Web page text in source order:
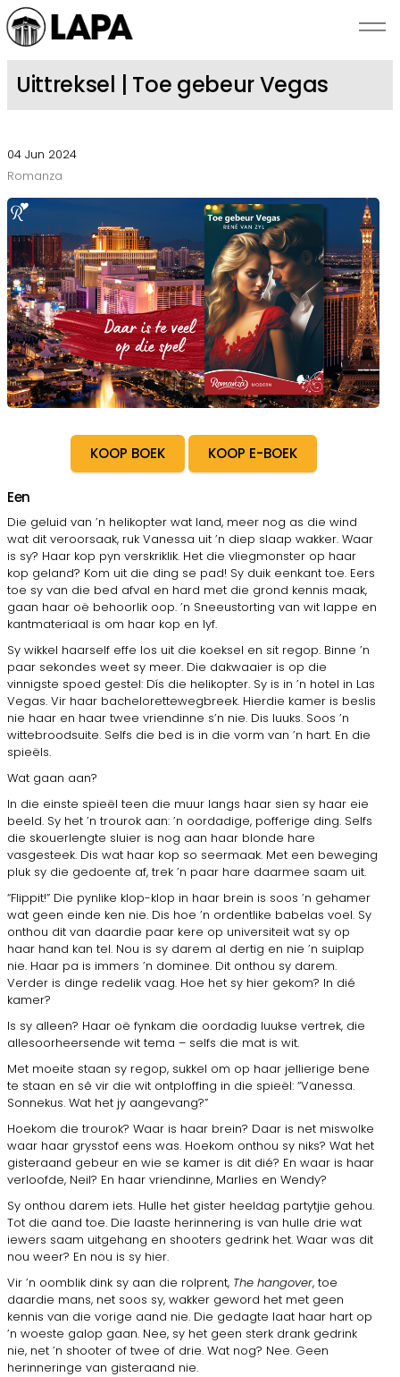
SKRYWERS
BEKENDSTELLINGS
ROMANZA
OOR LAPA
KONTAK ONS
Uittreksel | Toe gebeur Vegas
04 Jun 2024
Romanza
KOOP BOEK KOOP E-BOEK
Een
Die geluid van ’n helikopter wat land, meer nog as die wind
wat dit veroorsaak, ruk Vanessa uit ’n diep slaap wakker. Waar
is sy? Haar kop pyn verskriklik. Het die vliegmonster op haar
kop geland? Kom uit die ding se pad! Sy duik eenkant toe. Eers
toe sy van die bed afval en hard met die grond kennis maak,
gaan haar oë behoorlik oop. ’n Sneeustorting van wit lappe en
kantmateriaal is om haar kop en lyf.
Sy wikkel haarself effe los uit die koeksel en sit regop. Binne ’n
paar sekondes weet sy meer. Die dakwaaier is op die
vinnigste spoed gestel: Dís die helikopter. Sy is in ’n hotel in Las
Vegas. Vir haar bachelorettewegbreek. Hierdie kamer is beslis
nie haar en haar twee vriendinne s’n nie. Dis luuks. Soos ’n
wittebroodsuite. Selfs die bed is in die vorm van ’n hart. En die
spieëls.
Wat gaan aan?
In die einste spieël teen die muur langs haar sien sy haar eie
beeld. Sy het ’n trourok aan: ’n oordadige, pofferige ding. Selfs
die skouerlengte sluier is nog aan haar blonde hare
vasgesteek. Dis wat haar kop so seermaak. Met een beweging
pluk sy die gedoente af, trek ’n paar hare daarmee saam uit.
“Flippit!” Die pynlike klop-klop in haar brein is soos ’n gehamer
wat geen einde ken nie. Dis hoe ’n ordentlike babelas voel. Sy
onthou dit van daardie paar kere op universiteit wat sy op
haar hand kan tel. Nou is sy darem al dertig en nie ’n suiplap
nie. Haar pa is immers ’n dominee. Dit onthou sy darem.
Verder is dinge redelik vaag. Hoe het sy hier gekom? In dié
kamer?
Is sy alleen? Haar oë fynkam die oordadig luukse vertrek, die
allesoorheersende wit tema – selfs die mat is wit.
Met moeite staan sy regop, sukkel om op haar jellierige bene
te staan en sê vir die wit ontploffing in die spieël: “Vanessa.
Sonnekus. Wat het jy aangevang?”
Hoekom die trourok? Waar is haar brein? Daar is net miswolke
waar haar grysstof eens was. Hoekom onthou sy niks? Wat het
gisteraand gebeur en wie se kamer is dit dié? En waar is haar
verloofde, Neil? En haar vriendinne, Marlies en Wendy?
Sy onthou darem iets. Hulle het gister heeldag partytjie gehou.
Tot die aand toe. Die laaste herinnering is van hulle drie wat
iewers saam uitgehang en shooters gedrink het. Waar was dit
nou weer? En nou is sy hier.
Vir ’n oomblik dink sy aan die rolprent, The hangover, toe
daardie mans, net soos sy, wakker geword het met geen
kennis van die vorige aand nie. Die gedagte laat haar hart op
’n woeste galop gaan. Nee, sy het geen sterk drank gedrink
nie, net ’n shooter of twee of drie. Wat nog? Nee. Geen
herinneringe van gisteraand nie.